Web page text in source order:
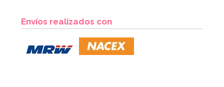
Envíos realizados con